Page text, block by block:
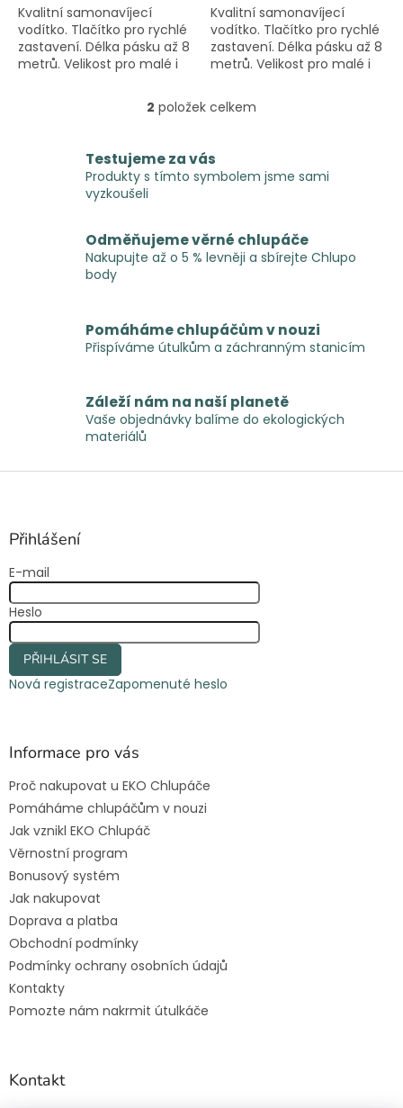
Kvalitní samonavíjecí
vodítko. Tlačítko pro rychlé
zastavení. Délka pásku až 8
metrů. Velikost pro malé i
Kvalitní samonavíjecí
vodítko. Tlačítko pro rychlé
zastavení. Délka pásku až 8
metrů. Velikost pro malé i
O
l
á
d
í
p
r
v
ý
s
u
2 položek celkem
Testujeme za vás
Produkty s tímto symbolem jsme sami
vyzkoušeli
Odměňujeme věrné chlupáče
Nakupujte až o 5 % levněji a sbírejte Chlupo
body
Pomáháme chlupáčům v nouzi
Přispíváme útulkům a záchranným stanicím
Záleží nám na naší planetě
Vaše objednávky balíme do ekologických
materiálů
Z
Přihlášení
E-mail
Heslo
PŘIHLÁSIT SE
Nová registraceZapomenuté heslo
Informace pro vás
Proč nakupovat u EKO Chlupáče
Pomáháme chlupáčům v nouzi
Jak vznikl EKO Chlupáč
Věrnostní program
Bonusový systém
Jak nakupovat
Doprava a platba
Obchodní podmínky
Podmínky ochrany osobních údajů
Kontakty
Pomozte nám nakrmit útulkáče
Kontakt